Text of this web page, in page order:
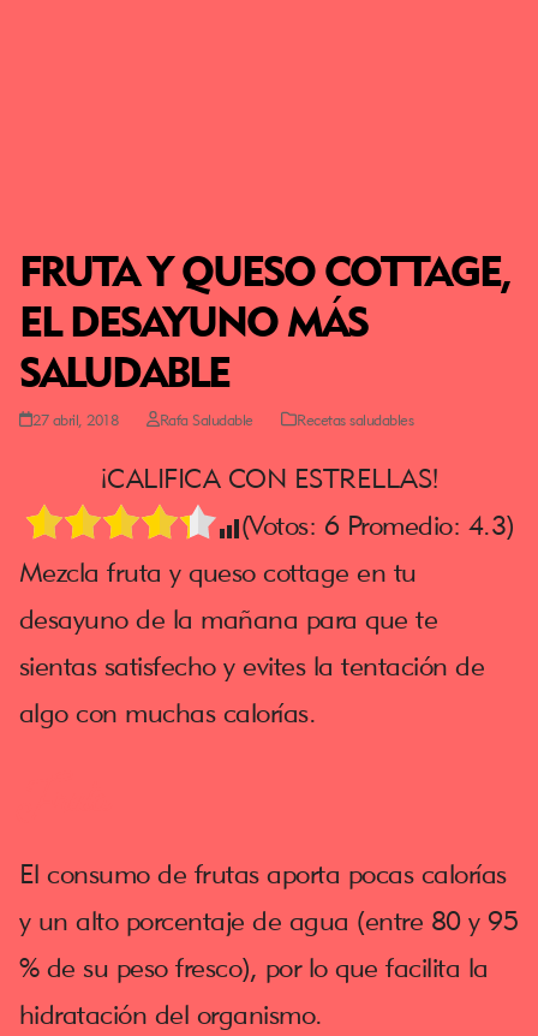
FRUTA Y QUESO COTTAGE,
EL DESAYUNO MÁS
SALUDABLE
27 abril, 2018 Rafa Saludable Recetas saludables
¡CALIFICA CON ESTRELLAS!
(Votos: 6 Promedio: 4.3)
Mezcla fruta y queso cottage en tu
desayuno de la mañana para que te
sientas satisfecho y evites la tentación de
algo con muchas calorías.
El consumo de frutas aporta pocas calorías
y un alto porcentaje de agua (entre 80 y 95
% de su peso fresco), por lo que facilita la
hidratación del organismo.​